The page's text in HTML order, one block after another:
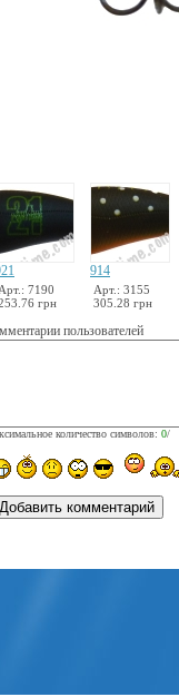
Арт.: 7190
грн
914
Арт.: 3155
305.28 грн
пользователей
количество символов: 0/